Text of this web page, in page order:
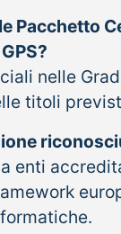
Pacchetto
nelle
titoli
enti